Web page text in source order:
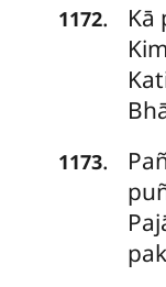
1172.
Kā
1173.